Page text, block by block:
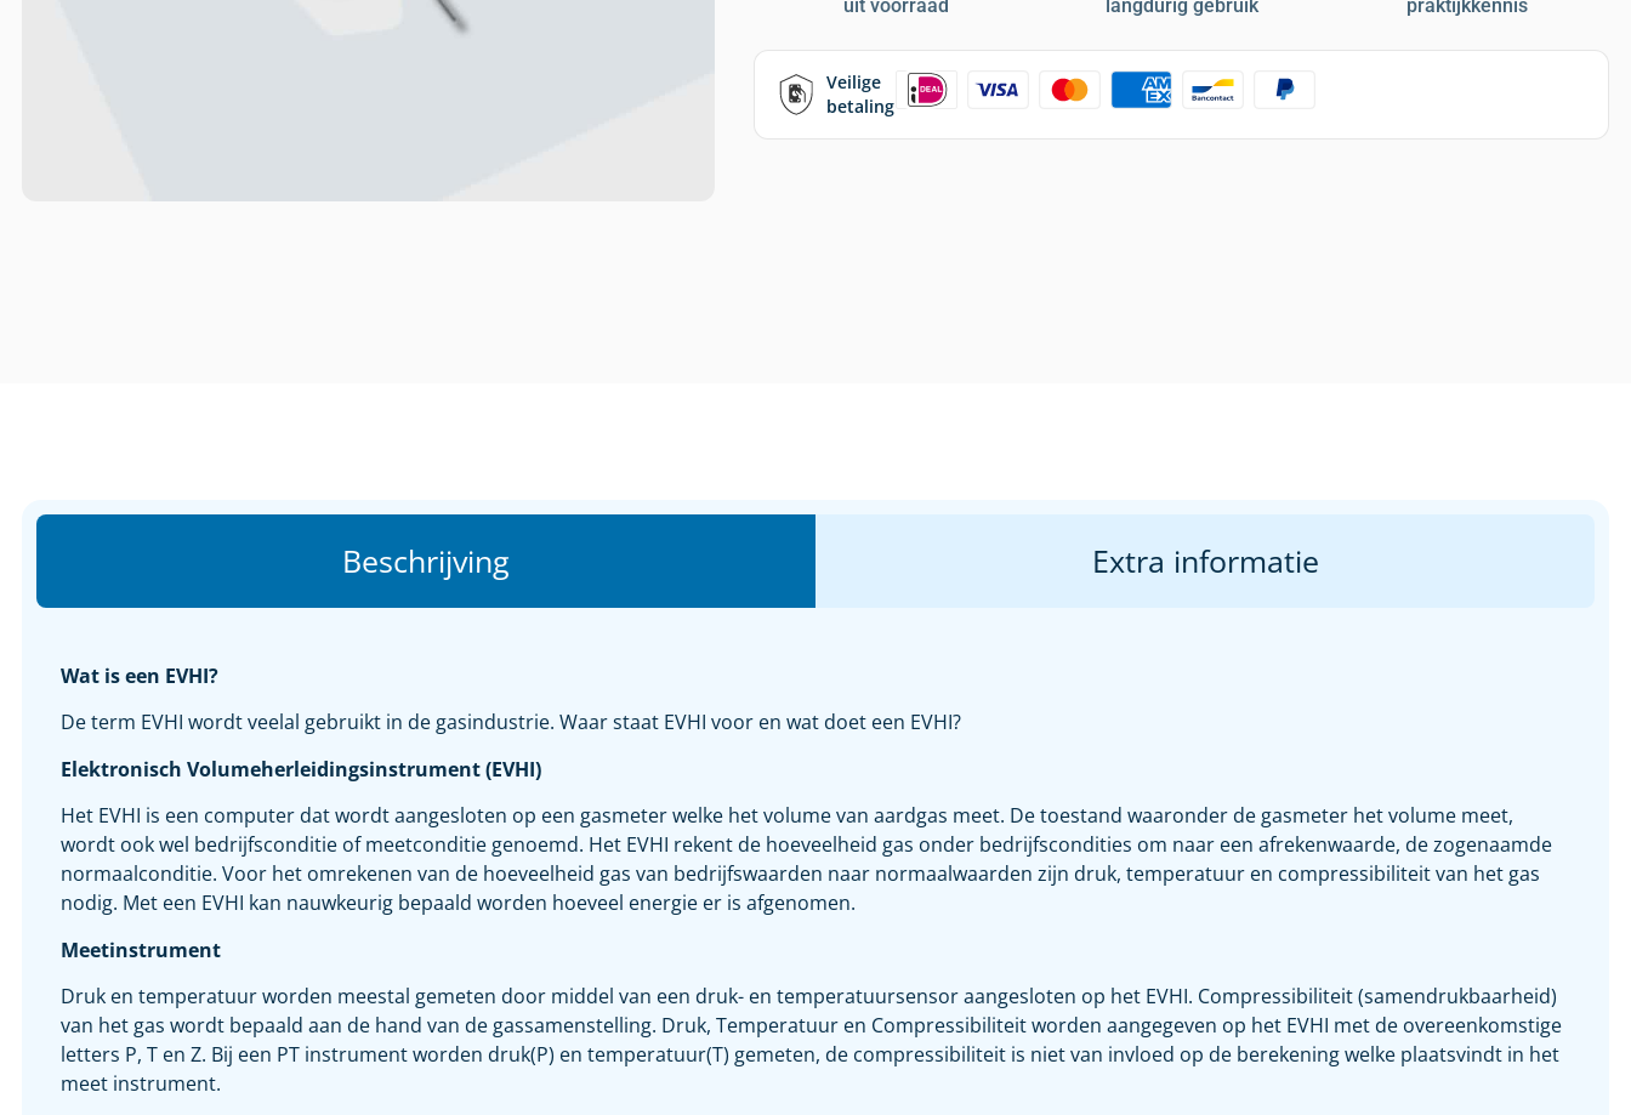
uit voorraad
langdurig gebruik
praktijkkennis
Veilige
betaling
Beschrijving Extra informatie
Wat is een EVHI?
De term EVHI wordt veelal gebruikt in de gasindustrie. Waar staat EVHI voor en wat doet een EVHI?
Elektronisch Volumeherleidingsinstrument (EVHI)
Het EVHI is een computer dat wordt aangesloten op een gasmeter welke het volume van aardgas meet. De toestand waaronder de gasmeter het volume meet,
wordt ook wel bedrijfsconditie of meetconditie genoemd. Het EVHI rekent de hoeveelheid gas onder bedrijfscondities om naar een afrekenwaarde, de zogenaamde
normaalconditie. Voor het omrekenen van de hoeveelheid gas van bedrijfswaarden naar normaalwaarden zijn druk, temperatuur en compressibiliteit van het gas
nodig. Met een EVHI kan nauwkeurig bepaald worden hoeveel energie er is afgenomen.
Meetinstrument
Druk en temperatuur worden meestal gemeten door middel van een druk- en temperatuursensor aangesloten op het EVHI. Compressibiliteit (samendrukbaarheid)
van het gas wordt bepaald aan de hand van de gassamenstelling. Druk, Temperatuur en Compressibiliteit worden aangegeven op het EVHI met de overeenkomstige
letters P, T en Z. Bij een PT instrument worden druk(P) en temperatuur(T) gemeten, de compressibiliteit is niet van invloed op de berekening welke plaatsvindt in het
meet instrument.